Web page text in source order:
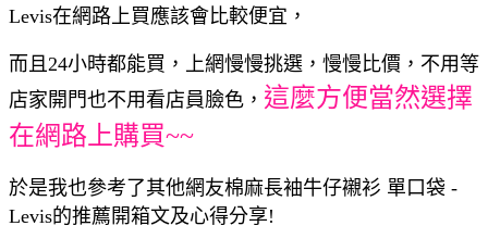
Levis在網路上買應該會比較便宜，
而且24小時都能買，上網慢慢挑選，慢慢比價，不用等
店家開門也不用看店員臉色， 這麼方便當然選擇
在網路上購買~~
於是我也參考了其他網友棉麻長袖牛仔襯衫 單口袋 -
Levis的推薦開箱文及心得分享!